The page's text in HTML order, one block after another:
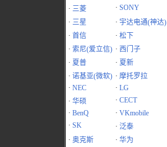
· 三菱 · SONY
· 三星 · 宇达电通(神达)
· 首信 · 松下
· 索尼(爱立信) · 西门子
· 夏普 · 夏新
· 诺基亚(微软) · 摩托罗拉
· NEC · LG
· 华硕 · CECT
· BenQ · VKmobile
· SK · 泛泰
· 奥克斯 · 华为